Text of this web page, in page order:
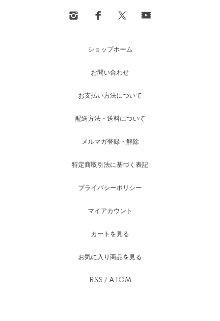
ショップホーム
お問い合わせ
お支払い方法について
配送方法・送料について
メルマガ登録・解除
特定商取引法に基づく表記
プライバシーポリシー
マイアカウント
カートを見る
お気に入り商品を見る
RSS / ATOM